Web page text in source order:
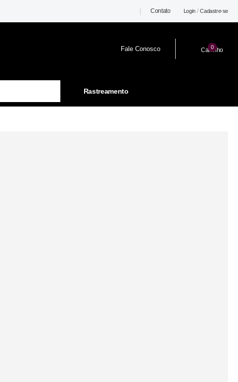
Contato Login / Cadastre-se
Fale Conosco Carrinho
0
Rastreamento